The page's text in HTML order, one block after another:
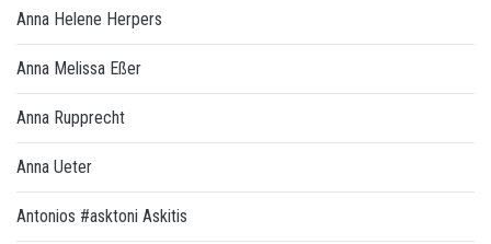
Anna Helene Herpers
Anna Melissa Eßer
Anna Rupprecht
Anna Ueter
Antonios #asktoni Askitis